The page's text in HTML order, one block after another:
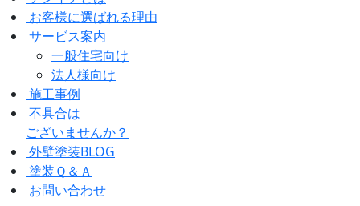
お客様に選ばれる理由
サービス案内
一般住宅向け
法人様向け
施工事例
不具合は
ございませんか？
外壁塗装BLOG
塗装Ｑ＆Ａ
お問い合わせ